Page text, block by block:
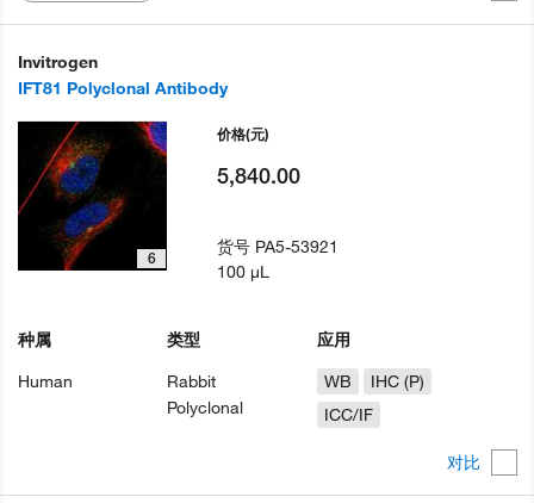
Invitrogen
IFT81 Polyclonal Antibody
对比
6
种属
Human
类型
Rabbit
Polyclonal
应用
WB
IHC (P)
ICC/IF
价格(元)
5,840.00
货号 PA5-53921
100 µL